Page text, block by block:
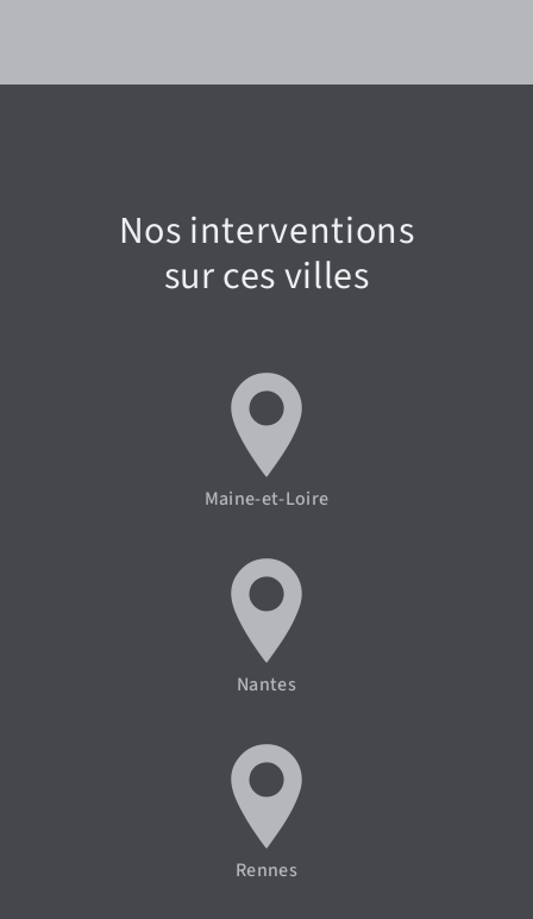
Nos interventions
sur ces villes
Maine-et-Loire
Nantes
Rennes